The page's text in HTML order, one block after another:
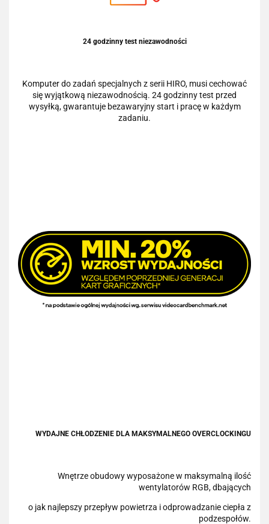
24 godzinny test niezawodności
Komputer do zadań specjalnych z serii HIRO, musi cechować
się wyjątkową niezawodnością. 24 godzinny test przed
wysyłką, gwarantuje bezawaryjny start i pracę w każdym
zadaniu.
WYDAJNE CHŁODZENIE DLA MAKSYMALNEGO OVERCLOCKINGU
Wnętrze obudowy wyposażone w maksymalną ilość
wentylatorów RGB, dbających
o jak najlepszy przepływ powietrza i odprowadzanie ciepła z
podzespołów.